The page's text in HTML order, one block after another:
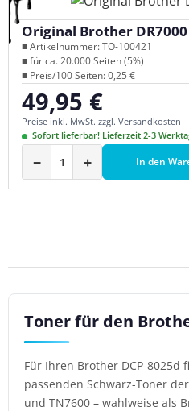
Original Brother
■ Artikelnummer: TO-100421
■ für ca. 20.000 Seiten (5%)
■ Preis/100 Seiten: 0,25 €
Regulärer Preis:
49,95 €
Preise inkl. MwSt. zzgl. Versandkosten
Sofort lieferbar! Lieferzeit 2-3
− + In den
Toner für den
Für Ihren Brother DCP-
passenden Schwarz-Toner
und TN7600 – wahlweise als